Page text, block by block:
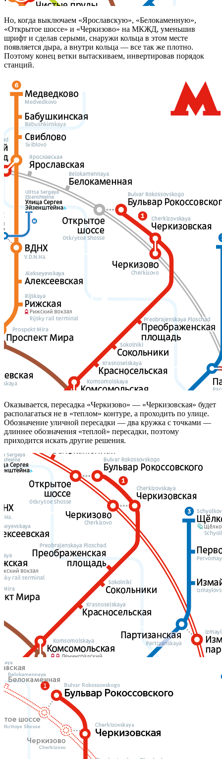
Но, когда выключаем «Ярославскую», «Белокаменную»,
«Открытое шоссе» и «Черкизово» на МКЖД, уменьшив
шрифт и сделав серыми, снаружи кольца в этом месте
появляется дыра, а внутри кольца — все так же плотно.
Поэтому конец ветки вытаскиваем, инвертировав порядок
станций.
Оказывается, пересадка «Черкизово» — «Черкизовская» будет
располагаться не в «теплом» контуре, а проходить по улице.
Обозначение уличной пересадки — два кружка с точками —
длиннее обозначения «теплой» пересадки, поэтому
приходится искать другие решения.